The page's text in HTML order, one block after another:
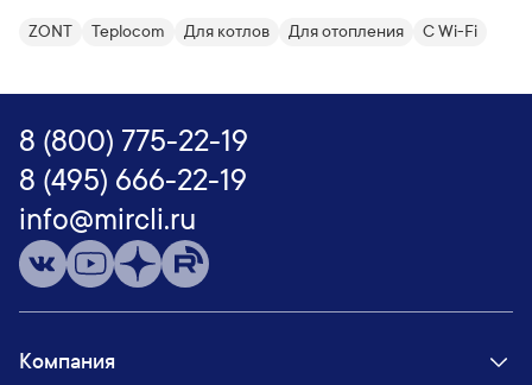
ZONT Teplocom Для котлов Для отопления С Wi-Fi
8 (800) 775-22-19
8 (495) 666-22-19
info@mircli.ru
Компания